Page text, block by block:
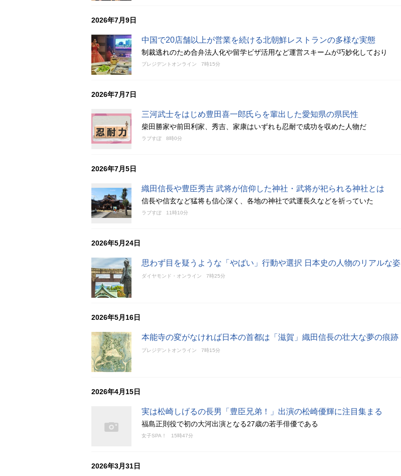
2026年7月9日
中国で20店舗以上が営業を続ける北朝鮮レストランの多様な実態
制裁逃れのため合弁法人化や留学ビザ活用など運営スキームが巧妙化しており
プレジデントオンライン 7時15分
2026年7月7日
三河武士をはじめ豊田喜一郎氏らを輩出した愛知県の県民性
柴田勝家や前田利家、秀吉、家康はいずれも忍耐で成功を収めた人物だ
ラブすぽ 8時0分
2026年7月5日
織田信長や豊臣秀吉 武将が信仰した神社・武将が祀られる神社とは
信長や信玄など猛将も信心深く、各地の神社で武運長久などを祈っていた
ラブすぽ 11時10分
2026年5月24日
思わず目を疑うような「やばい」行動や選択 日本史の人物のリアルな姿
ダイヤモンド・オンライン 7時25分
2026年5月16日
本能寺の変がなければ日本の首都は「滋賀」織田信長の壮大な夢の痕跡
プレジデントオンライン 7時15分
2026年4月15日
実は松崎しげるの長男「豊臣兄弟！」出演の松崎優輝に注目集まる
福島正則役で初の大河出演となる27歳の若手俳優である
女子SPA！ 15時47分
2026年3月31日